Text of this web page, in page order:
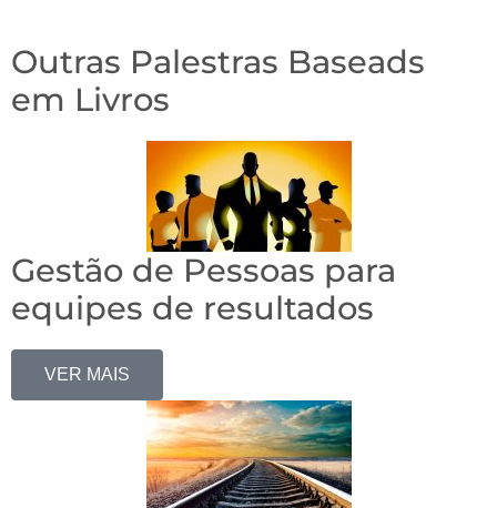
Outras Palestras Baseads
em Livros
Gestão de Pessoas para
equipes de resultados
VER MAIS